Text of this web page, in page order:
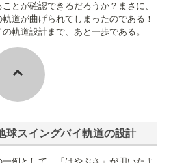
とが確認できるだろうか？まさに、
道が曲げられてしまったのである！
軌道設計まで、あと一歩である。
球スイングバイ軌道の設計